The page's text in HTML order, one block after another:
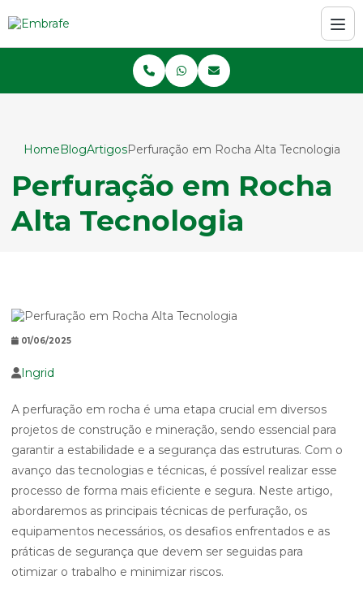
HomeBlogArtigosPerfuração em Rocha Alta Tecnologia
Perfuração em Rocha
Alta Tecnologia
01/06/2025
Ingrid
A perfuração em rocha é uma etapa crucial em diversos
projetos de construção e mineração, sendo essencial para
garantir a estabilidade e a segurança das estruturas. Com o
avanço das tecnologias e técnicas, é possível realizar esse
processo de forma mais eficiente e segura. Neste artigo,
abordaremos as principais técnicas de perfuração, os
equipamentos necessários, os desafios enfrentados e as
práticas de segurança que devem ser seguidas para
otimizar o trabalho e minimizar riscos.